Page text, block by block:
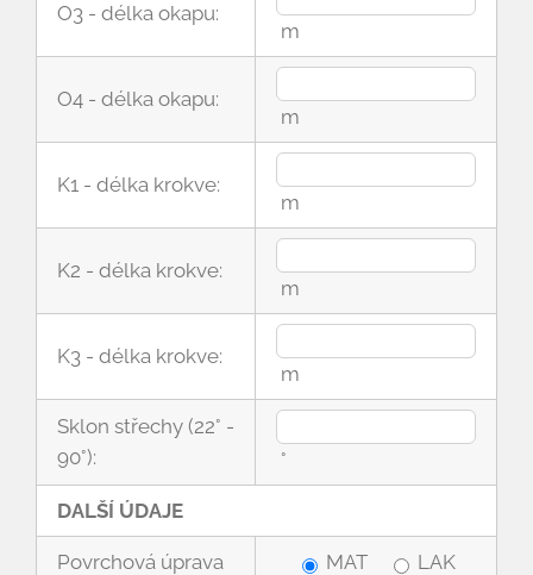
O3 - délka okapu:
m
O4 - délka okapu:
m
K1 - délka krokve:
m
K2 - délka krokve:
m
K3 - délka krokve:
m
Sklon střechy (22° -
90°):
°
DALŠÍ ÚDAJE
Povrchová úprava
MAT
LAK